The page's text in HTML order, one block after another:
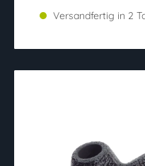
Versandfertig in 2